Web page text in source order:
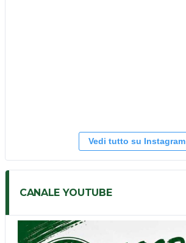
Vedi tutto su Instagram
CANALE YOUTUBE